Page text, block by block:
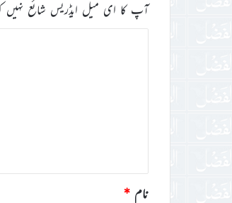
آپ کا ای میل ایڈریس شائع نہیں
نام *